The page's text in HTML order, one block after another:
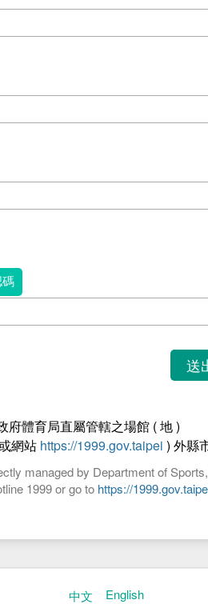
府體育局直屬管轄之場館 ( 地 )
網站 https://1999.gov.taipei ) 外縣
managed by Department of
1999 or go to https://
中文 English